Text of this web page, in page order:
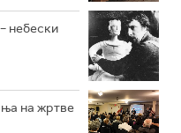
небески
на жртве